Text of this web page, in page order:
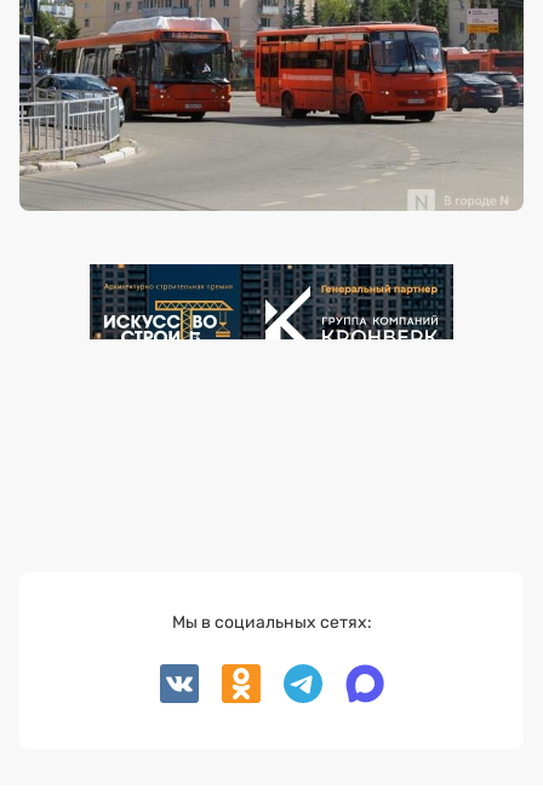
Мы в социальных сетях: